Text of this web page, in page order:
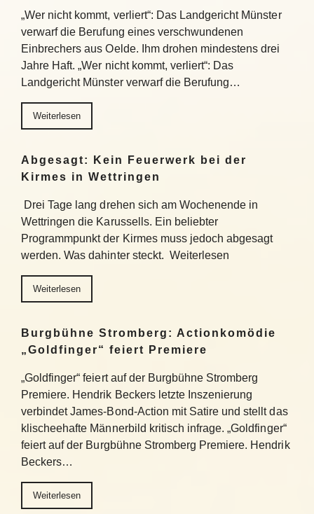
„Wer nicht kommt, verliert“: Das Landgericht Münster
verwarf die Berufung eines verschwundenen
Einbrechers aus Oelde. Ihm drohen mindestens drei
Jahre Haft. „Wer nicht kommt, verliert“: Das
Landgericht Münster verwarf die Berufung…
Weiterlesen
Abgesagt: Kein Feuerwerk bei der
Kirmes in Wettringen
Drei Tage lang drehen sich am Wochenende in
Wettringen die Karussells. Ein beliebter
Programmpunkt der Kirmes muss jedoch abgesagt
werden. Was dahinter steckt. Weiterlesen
Weiterlesen
Burgbühne Stromberg: Actionkomödie
„Goldfinger“ feiert Premiere
„Goldfinger“ feiert auf der Burgbühne Stromberg
Premiere. Hendrik Beckers letzte Inszenierung
verbindet James-Bond-Action mit Satire und stellt das
klischeehafte Männerbild kritisch infrage. „Goldfinger“
feiert auf der Burgbühne Stromberg Premiere. Hendrik
Beckers…
Weiterlesen